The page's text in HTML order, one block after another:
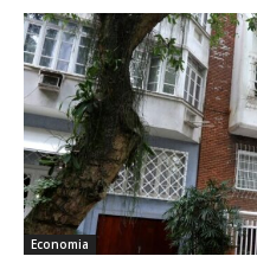
Economia